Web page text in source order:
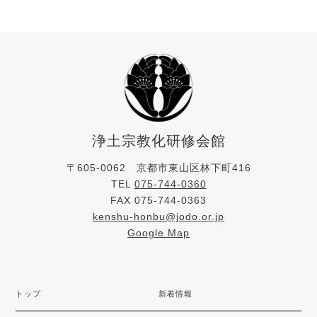
浄土宗教化研修会館
〒605-0062 京都市東山区林下町416
TEL 075-744-0360
FAX 075-744-0363
kenshu-honbu@jodo.or.jp
Google Map
トップ 新着情報